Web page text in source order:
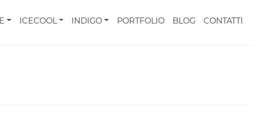
ICECOOL INDIGO PORTFOLIO BLOG CONTATTI